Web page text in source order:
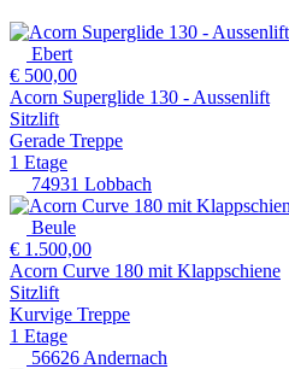
Ebert
€ 500,00
Acorn Superglide 130 - Aussenlift
Sitzlift
Gerade Treppe
1 Etage
74931 Lobbach
Beule
€ 1.500,00
Acorn Curve 180 mit Klappschiene
Sitzlift
Kurvige Treppe
1 Etage
56626 Andernach